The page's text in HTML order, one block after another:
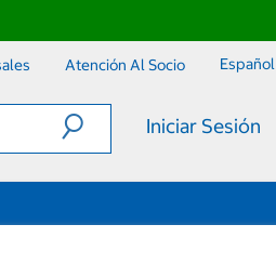
Atención Al Socio Español
Iniciar Sesión